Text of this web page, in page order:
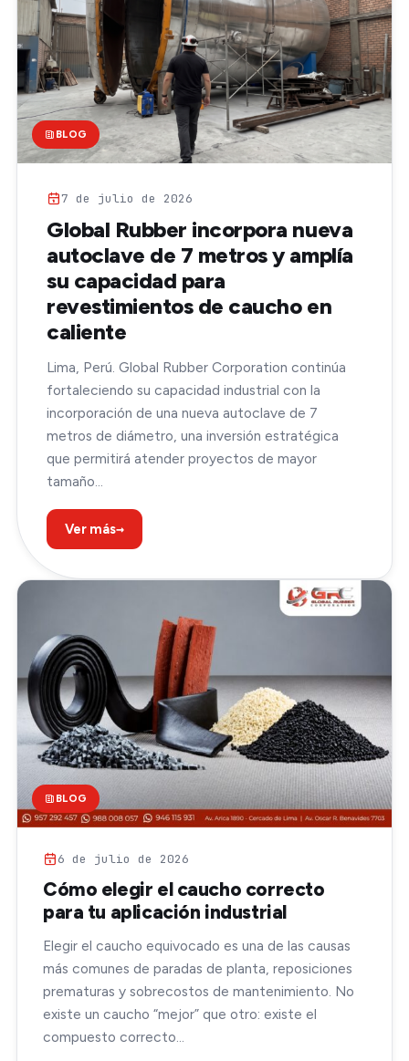
BLOG
7 de julio de 2026
Global Rubber incorpora nueva
autoclave de 7 metros y amplía
su capacidad para
revestimientos de caucho en
caliente
Lima, Perú. Global Rubber Corporation continúa
fortaleciendo su capacidad industrial con la
incorporación de una nueva autoclave de 7
metros de diámetro, una inversión estratégica
que permitirá atender proyectos de mayor
tamaño…
Ver más→
BLOG
6 de julio de 2026
Cómo elegir el caucho correcto
para tu aplicación industrial
Elegir el caucho equivocado es una de las causas
más comunes de paradas de planta, reposiciones
prematuras y sobrecostos de mantenimiento. No
existe un caucho “mejor” que otro: existe el
compuesto correcto…